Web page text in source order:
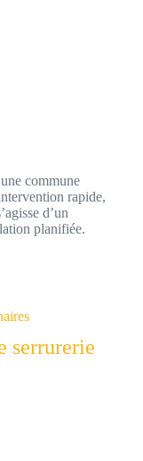
commune
rapide,
d’un
planifiée.
serrurerie